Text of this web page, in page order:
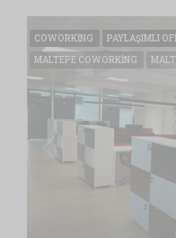
COWORKING PAYLAŞIMLI
MALTEPE COWORKING